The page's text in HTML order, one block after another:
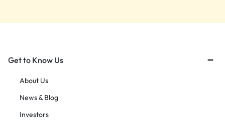
Get to Know Us
About Us
News & Blog
Investors